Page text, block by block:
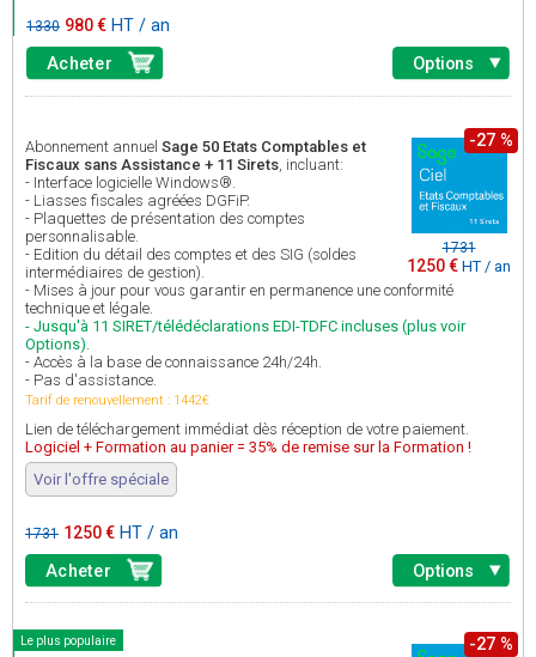
1330 980 € HT / an
Acheter Options
1731
1250 € HT / an
Abonnement annuel Sage 50 Etats Comptables et
Fiscaux sans Assistance + 11 Sirets , incluant:
- Interface logicielle Windows®.
- Liasses fiscales agréées DGFiP.
- Plaquettes de présentation des comptes
personnalisable.
- Edition du détail des comptes et des SIG (soldes
intermédiaires de gestion).
- Mises à jour pour vous garantir en permanence une conformité
technique et légale.
- Jusqu'à 11 SIRET/télédéclarations EDI-TDFC incluses (plus voir
Options).
- Accès à la base de connaissance 24h/24h.
- Pas d'assistance.
Tarif de renouvellement : 1442€
Lien de téléchargement immédiat dès réception de votre paiement.
Logiciel + Formation au panier = 35% de remise sur la Formation !
Voir l'offre spéciale
1731 1250 € HT / an
-27 %
Acheter Options
Le plus populaire -27 %